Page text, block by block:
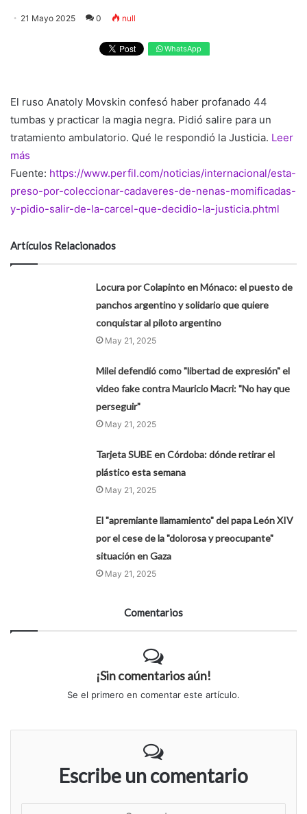
21 Mayo 2025 0 null
WhatsApp
El ruso Anatoly Movskin confesó haber profanado 44
tumbas y practicar la magia negra. Pidió salire para un
tratamiento ambulatorio. Qué le respondió la Justicia. Leer
más
Fuente: https://www.perfil.com/noticias/internacional/esta-
preso-por-coleccionar-cadaveres-de-nenas-momificadas-
y-pidio-salir-de-la-carcel-que-decidio-la-justicia.phtml
Artículos Relacionados
Locura por Colapinto en Mónaco: el puesto de
panchos argentino y solidario que quiere
conquistar al piloto argentino
May 21, 2025
Milei defendió como "libertad de expresión" el
video fake contra Mauricio Macri: "No hay que
perseguir"
May 21, 2025
Tarjeta SUBE en Córdoba: dónde retirar el
plástico esta semana
May 21, 2025
El "apremiante llamamiento" del papa León XIV
por el cese de la "dolorosa y preocupante"
situación en Gaza
May 21, 2025
Comentarios
¡Sin comentarios aún!
Se el primero en comentar este artículo.
Escribe un comentario